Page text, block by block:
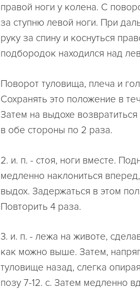
правой ноги у колена. С
за ступню левой ноги. При
руку за спину и коснуться
подбородок находился над
Поворот туловища, плеча и
Сохранять это положение в
Затем на выдохе
в обе стороны по 2 раза.
2. и. п. - стоя, ноги вместе.
медленно наклониться
выдох. Задержаться в этом
Повторить 4 раза.
3. и. п. - лежа на животе,
как можно выше. Затем,
туловище назад, слегка
позу 7-12. с. Затем медленно